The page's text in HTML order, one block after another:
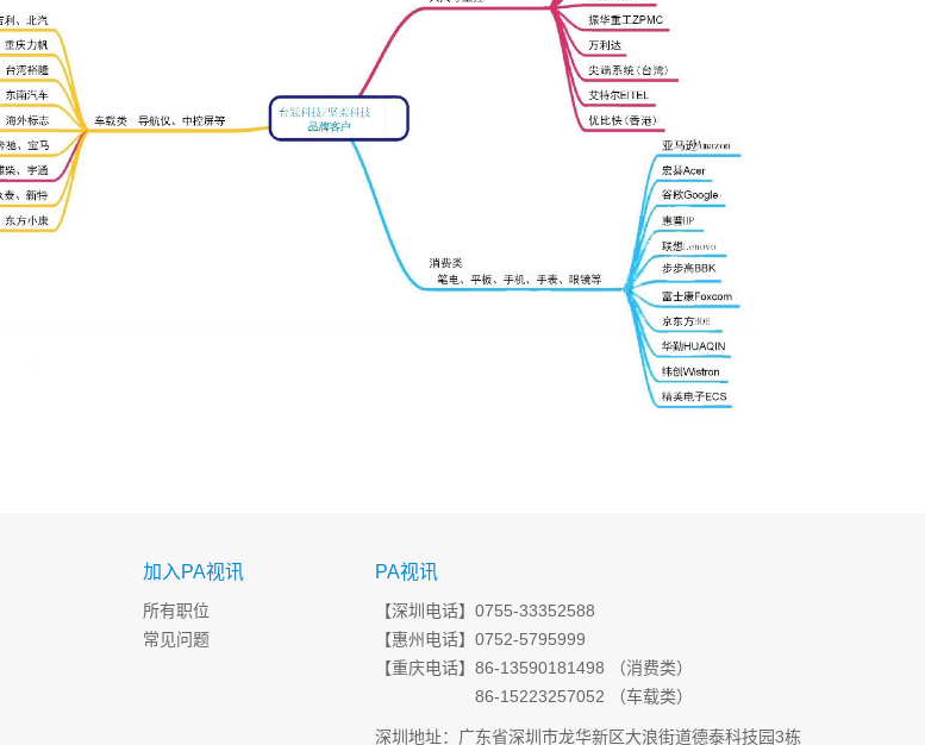
加入PA视讯
所有职位
常见问题
PA视讯
【深圳电话】0755-33352588
【惠州电话】0752-5795999
【重庆电话】86-13590181498 （消费类）
86-15223257052 （车载类）
深圳地址：广东省深圳市龙华新区大浪街道德泰科技园3栋